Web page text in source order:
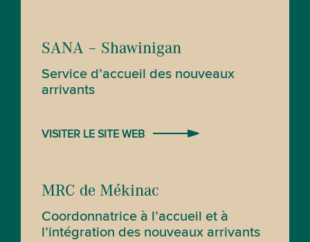
SANA – Shawinigan
Service d’accueil des nouveaux
arrivants
VISITER LE SITE WEB
MRC de Mékinac
Coordonnatrice à l’accueil et à
l’intégration des nouveaux arrivants